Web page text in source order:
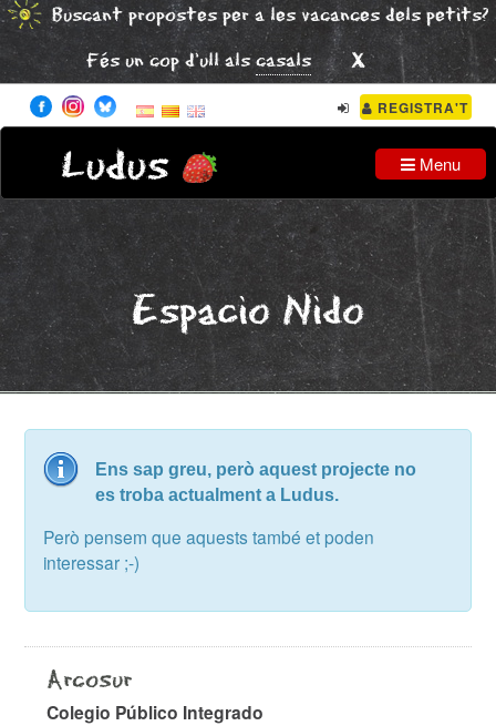
Buscant propostes per a les vacances dels petits?
Fés un cop d'ull alscasals x
REGISTRA'T
Ludus Menu
Espacio Nido
Ens sap greu, però aquest projecte no
es troba actualment a Ludus.
Però pensem que aquests també et poden
interessar ;-)
Arcosur
Colegio Público Integrado